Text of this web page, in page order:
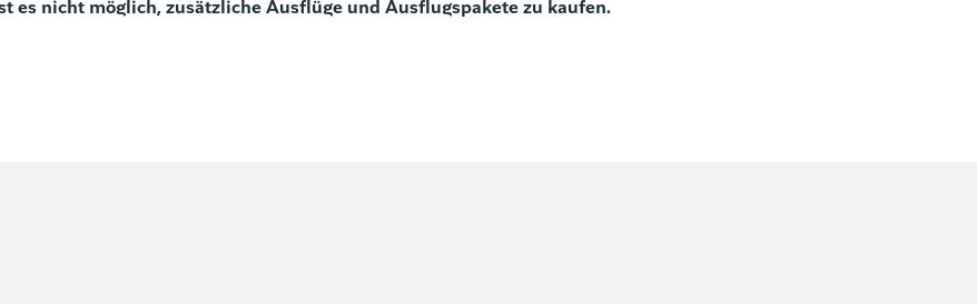
es nicht möglich, zusätzliche Ausflüge und Ausflugspakete zu kaufen.